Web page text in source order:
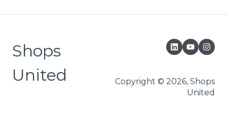
Shops
United
Copyright © 2026, Shops
United